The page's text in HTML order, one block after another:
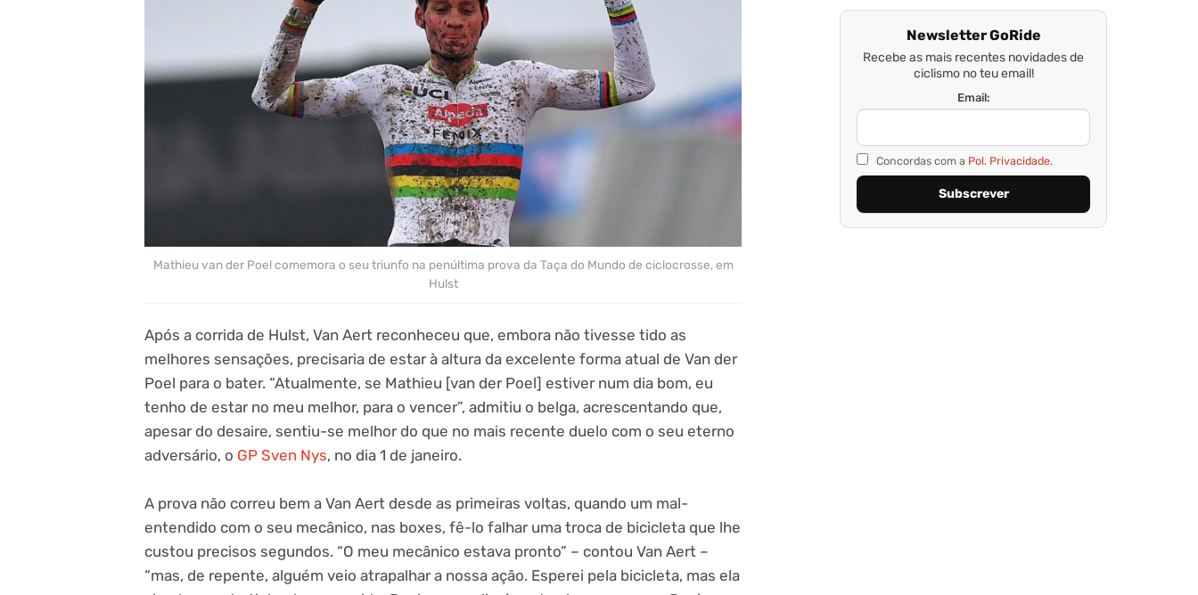
Mathieu van der Poel comemora o seu triunfo na penúltima prova da Taça do Mundo de ciclocrosse, em
Hulst
Após a corrida de Hulst, Van Aert reconheceu que, embora não tivesse tido as
melhores sensações, precisaria de estar à altura da excelente forma atual de Van der
Poel para o bater. “Atualmente, se Mathieu [van der Poel] estiver num dia bom, eu
tenho de estar no meu melhor, para o vencer”, admitiu o belga, acrescentando que,
apesar do desaire, sentiu-se melhor do que no mais recente duelo com o seu eterno
adversário, o GP Sven Nys, no dia 1 de janeiro.
A prova não correu bem a Van Aert desde as primeiras voltas, quando um mal-
entendido com o seu mecânico, nas boxes, fê-lo falhar uma troca de bicicleta que lhe
custou precisos segundos. “O meu mecânico estava pronto” – contou Van Aert –
“mas, de repente, alguém veio atrapalhar a nossa ação. Esperei pela bicicleta, mas ela
Newsletter GoRide
Recebe as mais recentes novidades de
ciclismo no teu email!
Email:
Concordas com a Pol. Privacidade.